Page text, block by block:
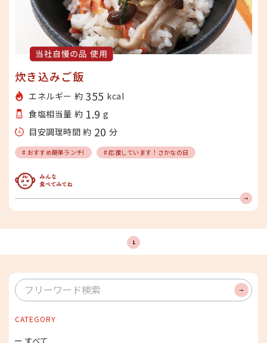
炊き込みご飯
エネルギー 約 355 kcal
食塩相当量 約 1.9 g
目安調理時間 約 20 分
# おすすめ簡単ランチ! # 応援しています！さかなの日
みんな食べてみてね
1
検
CATEGORY